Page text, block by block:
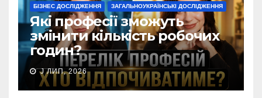
БІЗНЕС ДОСЛІДЖЕННЯ ЗАГАЛЬНОУКРАЇНСЬКІ ДОСЛІДЖЕННЯ
Які професії зможуть
змінити кількість робочих
годин?
J ЛИП, 2026